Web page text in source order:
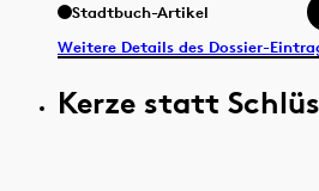
Stadtbuch-Artikel
Weitere Details des Dossier-
Kerze statt